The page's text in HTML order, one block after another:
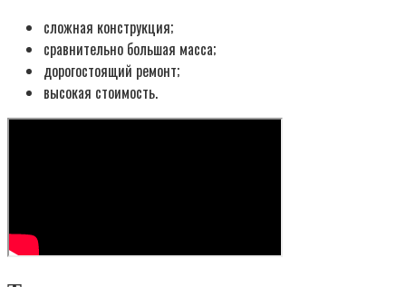
сложная конструкция;
сравнительно большая масса;
дорогостоящий ремонт;
высокая стоимость.